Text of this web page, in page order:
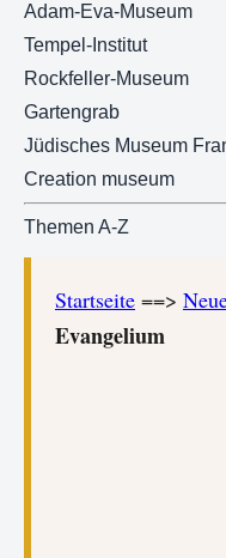
Adam-Eva-Museum
Tempel-Institut
Rockfeller-Museum
Gartengrab
Jüdisches Museum
Creation museum
Themen A-Z
Startseite ==>
Evangelium